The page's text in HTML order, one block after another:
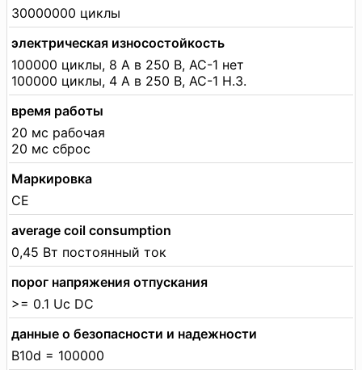
30000000 циклы
электрическая износостойкость
100000 циклы, 8 А в 250 В, AC-1 нет
100000 циклы, 4 А в 250 В, AC-1 Н.З.
время работы
20 мс рабочая
20 мс сброс
Маркировка
CE
average coil consumption
0,45 Вт постоянный ток
порог напряжения отпускания
>= 0.1 Uc DC
данные о безопасности и надежности
B10d = 100000